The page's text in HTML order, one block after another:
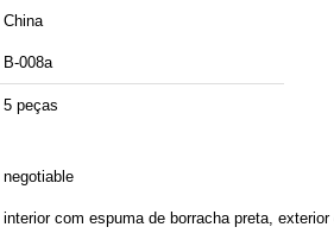
China
B-008a
5 peças
negotiable
interior com espuma de borracha preta,